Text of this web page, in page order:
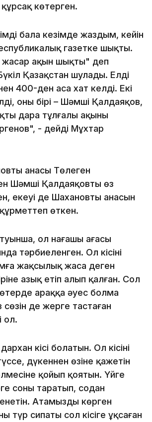
көтерген.
бала кезімде жаздым, кейін
газетке шықты.
жасар ақын шықты" деп
Қазақстан шулады. Елдің
400-ден аса хат келді. Екі
оның бірі – Шәмші Қалдаяқов,
дара тұлғалы ақыны
- дейді Мұхтар
анасы Төлеген
Шәмші Қалдаяқовты өз
екеуі де Шахановтың анасын
өткен.
ол нағашы ағасы
тәрбиеленген. Ол кісінің
жақсылық жаса деген
азық етіп алып қалған. Сол
өтерде араққа әуес болма
сөзін де жерге тастаған
ол.
кісі болатын. Ол кісінің
дүкеннен өзіне қажетін
қойып қоятын. Үйге
соны таратып, содан
Атамызды көрген
түр сипаты сол кісіге ұқсаған